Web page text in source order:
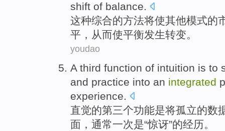
shift of balance.
这种综合的方法将使其他模式的
平 ， 从而使平衡发生转变。
youdao
A third function of intuition is to
and practice into an integrated
experience.
直觉的第三个功能是将孤立的数
面 ， 通常一次是“惊讶”的经历。